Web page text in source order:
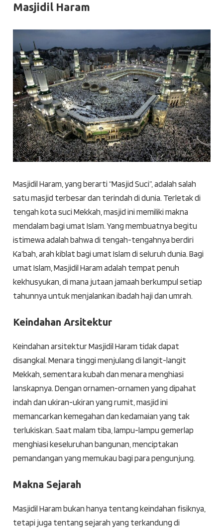
Masjidil Haram
Masjidil Haram, yang berarti “Masjid Suci”, adalah salah
satu masjid terbesar dan terindah di dunia. Terletak di
tengah kota suci Mekkah, masjid ini memiliki makna
mendalam bagi umat Islam. Yang membuatnya begitu
istimewa adalah bahwa di tengah-tengahnya berdiri
Ka’bah, arah kiblat bagi umat Islam di seluruh dunia. Bagi
umat Islam, Masjidil Haram adalah tempat penuh
kekhusyukan, di mana jutaan jamaah berkumpul setiap
tahunnya untuk menjalankan ibadah haji dan umrah.
Keindahan Arsitektur
Keindahan arsitektur Masjidil Haram tidak dapat
disangkal. Menara tinggi menjulang di langit-langit
Mekkah, sementara kubah dan menara menghiasi
lanskapnya. Dengan ornamen-ornamen yang dipahat
indah dan ukiran-ukiran yang rumit, masjid ini
memancarkan kemegahan dan kedamaian yang tak
terlukiskan. Saat malam tiba, lampu-lampu gemerlap
menghiasi keseluruhan bangunan, menciptakan
pemandangan yang memukau bagi para pengunjung.
Makna Sejarah
Masjidil Haram bukan hanya tentang keindahan fisiknya,
tetapi juga tentang sejarah yang terkandung di